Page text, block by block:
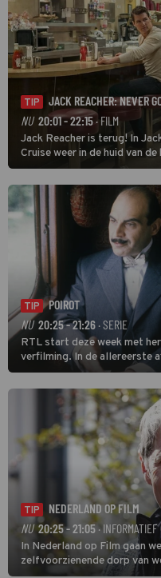
TIP
JACK REACHER: NEVER
NU 20:01 - 22:15· FILM
Jack Reacher is terug! In
Cruise weer in de huid van
TIP
POIROT
NU 20:25 - 21:26 · SERIE
RTL start deze week met
verfilming. In de allereerste
speurder op zoek naar een
verwikkeld in een
TIP
NEDERLAND OP FILM
NU 20:25 - 21:05· INFORMATIEF
In Nederland op Film gaan
zelfvoorzienende dorp van
Daniëls de kijkers